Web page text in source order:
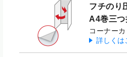
フチのり
A4巻三つ
コーナーカ
詳しくは